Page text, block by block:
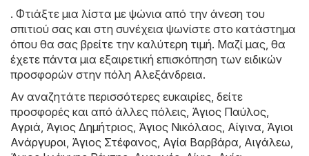
. Φτιάξτε μια λίστα με ψώνια από την άνεση του
σπιτιού σας και στη συνέχεια ψωνίστε στο κατάστημα
όπου θα σας βρείτε την καλύτερη τιμή. Μαζί μας, θα
έχετε πάντα μια εξαιρετική επισκόπηση των ειδικών
προσφορών στην πόλη Αλεξάνδρεια.
Αν αναζητάτε περισσότερες ευκαιρίες, δείτε
προσφορές και από άλλες πόλεις, Άγιος Παύλος,
Αγριά, Άγιος Δημήτριος, Άγιος Νικόλαος, Αίγινα, Άγιοι
Ανάργυροι, Άγιος Στέφανος, Αγία Βαρβάρα, Αιγάλεω,